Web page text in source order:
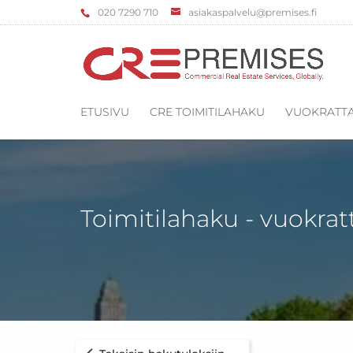
‌020 7290 710 asiakaspalvelu@premises.fi
ETUSIVU CRE TOIMITILAHAKU
Toimitilahaku -